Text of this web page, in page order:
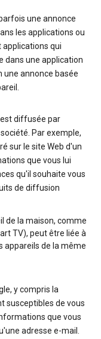
une annonce
les applications ou
applications qui
dans une application
une annonce basée
diffusée par
Par exemple,
sur le site Web d'un
que vous lui
qu'il souhaite vous
de diffusion
de la maison, comme
TV), peut être liée à
appareils de la même
y compris la
susceptibles de vous
que vous
adresse e-mail.